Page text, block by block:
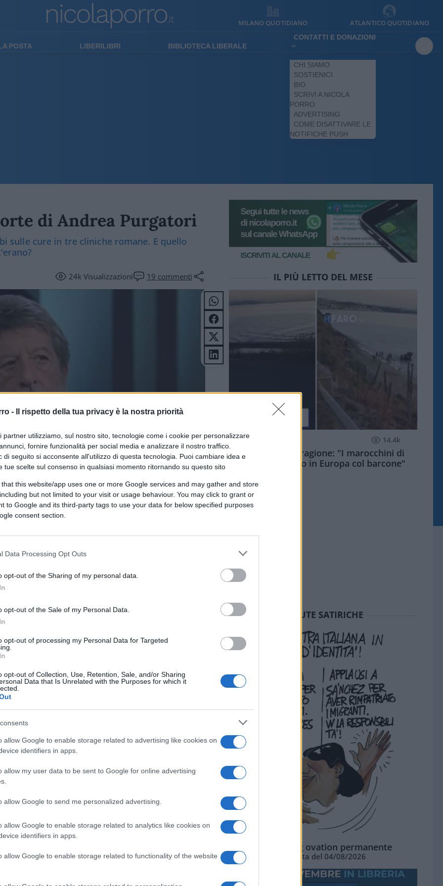
- Il rispetto della tua privacy è la nostra priorità
partner utilizziamo, sul nostro sito, tecnologie come i cookie per personalizzare
fornire funzionalità per social media e analizzare il nostro traffico.
di seguito si acconsente all'utilizzo di questa tecnologia. Puoi cambiare idea e
tue scelte sul consenso in qualsiasi momento ritornando su questo sito
that this website/app uses one or more Google services and may gather and store
but not limited to your visit or usage behaviour. You may click to grant or
to Google and its third-party tags to use your data for below specified purposes
consent section.
Data Processing Opt Outs
opt-out of the Sharing of my personal data.
opt-out of the Sale of my Personal Data.
opt-out of processing my Personal Data for Targeted
opt-out of Collection, Use, Retention, Sale, and/or Sharing
Data that Is Unrelated with the Purposes for which it
allow Google to enable storage related to advertising like cookies on
identifiers in apps.
allow my user data to be sent to Google for online advertising
allow Google to send me personalized advertising.
allow Google to enable storage related to analytics like cookies on
identifiers in apps.
allow Google to enable storage related to functionality of the website
MILANO QUOTIDIANO ATLANTICO QUOTIDIANO
POSTA LIBERILIBRI BIBLIOTECA LIBERALE
CONTATTI E DONAZIONI
CHI SIAMO
SOSTIENICI
BIO
SCRIVI A NICOLA
PORRO
ADVERTISING
COME DISATTIVARE LE
NOTIFICHE PUSH
di Andrea Purgatori
sulle cure in tre cliniche romane. E quello
24kVisualizzazioni 19 commenti
su Google
in un centro di diagnosi medica
indagati
denuncia presentata dai parenti in
il 19 luglio a causa di una malattia
è di omicidio colposo.
informazioni, inclusi i dossier medici di
privata, in cui il
del Nas. Secondo quanto raccolto
alla Procura di Roma, esistono
di questi due professionisti
carabinieri del Nas. Da quanto riportato
sulla
che potrebbero non essere mai
lamentando un senso generale di
un’altra clinica viene diagnosticatoun
di comprendere meglio la malattia,
IL PIÙ LETTO DEL MESE
ESTERI 14.4k
Meloni aveva ragione: "I marocchini di
Ceuta sbarcano in Europa col barcone"
SEDUTE SATIRICHE
La standing ovation permanente
Vignetta del 04/08/2026